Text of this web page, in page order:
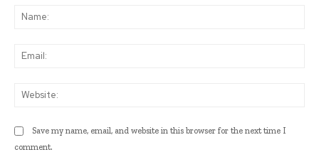
Save my name, email, and website in this browser for the next time I
comment.